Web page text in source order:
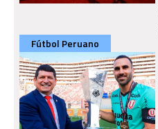
Fútbol Peruano